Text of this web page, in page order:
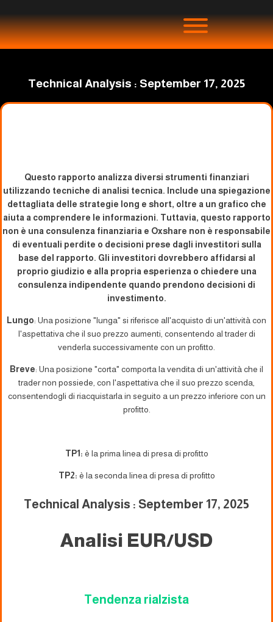
Technical Analysis : September 17, 2025
Questo rapporto analizza diversi strumenti finanziari
utilizzando tecniche di analisi tecnica. Include una spiegazione
dettagliata delle strategie long e short, oltre a un grafico che
aiuta a comprendere le informazioni. Tuttavia, questo rapporto
non è una consulenza finanziaria e Oxshare non è responsabile
di eventuali perdite o decisioni prese dagli investitori sulla
base del rapporto. Gli investitori dovrebbero affidarsi al
proprio giudizio e alla propria esperienza o chiedere una
consulenza indipendente quando prendono decisioni di
investimento.
Lungo: Una posizione "lunga" si riferisce all'acquisto di un'attività con
l'aspettativa che il suo prezzo aumenti, consentendo al trader di
venderla successivamente con un profitto.
Breve: Una posizione "corta" comporta la vendita di un'attività che il
trader non possiede, con l'aspettativa che il suo prezzo scenda,
consentendogli di riacquistarla in seguito a un prezzo inferiore con un
profitto.
TP1: è la prima linea di presa di profitto
TP2: è la seconda linea di presa di profitto
Technical Analysis : September 17, 2025
Analisi EUR/USD
Tendenza rialzista